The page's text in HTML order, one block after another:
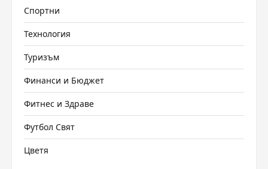
Спортни
Технология
Туризъм
Финанси и Бюджет
Фитнес и Здраве
Футбол Свят
Цветя